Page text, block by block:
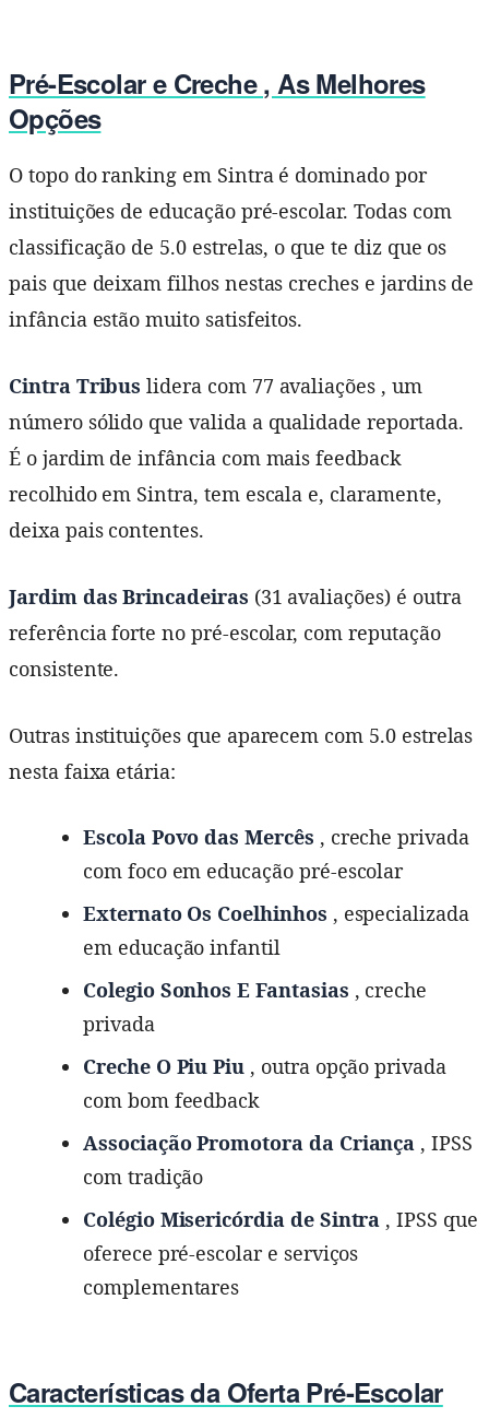
Pré-Escolar e Creche , As Melhores
Opções
O topo do ranking em Sintra é dominado por
instituições de educação pré-escolar. Todas com
classificação de 5.0 estrelas, o que te diz que os
pais que deixam filhos nestas creches e jardins de
infância estão muito satisfeitos.
Cintra Tribus lidera com 77 avaliações , um
número sólido que valida a qualidade reportada.
É o jardim de infância com mais feedback
recolhido em Sintra, tem escala e, claramente,
deixa pais contentes.
Jardim das Brincadeiras (31 avaliações) é outra
referência forte no pré-escolar, com reputação
consistente.
Outras instituições que aparecem com 5.0 estrelas
nesta faixa etária:
Escola Povo das Mercês , creche privada
com foco em educação pré-escolar
Externato Os Coelhinhos , especializada
em educação infantil
Colegio Sonhos E Fantasias , creche
privada
Creche O Piu Piu , outra opção privada
com bom feedback
Associação Promotora da Criança , IPSS
com tradição
Colégio Misericórdia de Sintra , IPSS que
oferece pré-escolar e serviços
complementares
Características da Oferta Pré-Escolar